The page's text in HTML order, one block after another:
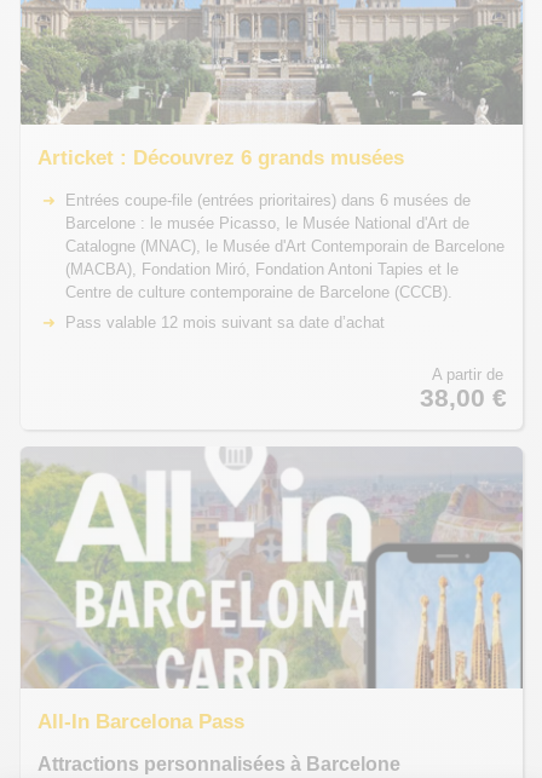
Articket : Découvrez 6 grands musées
Entrées coupe-file (entrées prioritaires) dans 6 musées de
Barcelone : le musée Picasso, le Musée National d'Art de
Catalogne (MNAC), le Musée d'Art Contemporain de Barcelone
(MACBA), Fondation Miró, Fondation Antoni Tapies et le
Centre de culture contemporaine de Barcelone (CCCB).
Pass valable 12 mois suivant sa date d’achat
A partir de
38,00 €
All-In Barcelona Pass
Attractions personnalisées à Barcelone